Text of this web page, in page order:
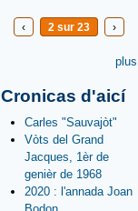
‹ 2 sur 23 ›
plus
Cronicas d'aicí
Carles "Sauvajòt"
Vòts del Grand
Jacques, 1èr de
genièr de 1968
2020 : l'annada Joan